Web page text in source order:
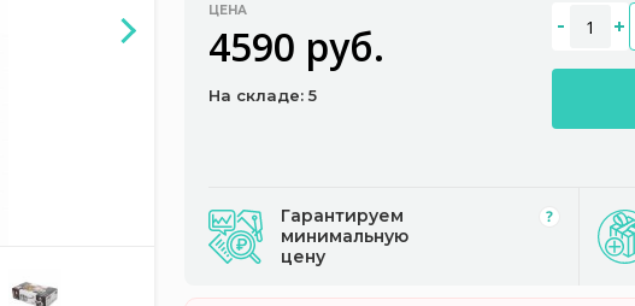
ЦЕНА
4590 руб.
На складе: 5
Гарантируем
минимальную
цену